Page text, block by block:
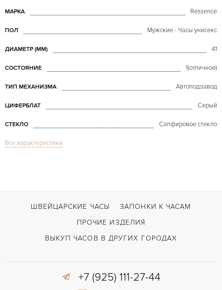
МАРКА Ressence
ПОЛ Мужские - Часы унисекс
ДИАМЕТР (MM) 41
СОСТОЯНИЕ 1(отличное)
ТИП МЕХАНИЗМА Автоподзавод
ЦИФЕРБЛАТ Серый
СТЕКЛО Сапфировое стекло
МОДЕЛЬ
КАЛИБР/МЕХАНИЗМ ROCS 1 Ressence Orbital Convex System
Все характеристики
ШВЕЙЦАРСКИЕ ЧАСЫ
ЗАПОНКИ К ЧАСАМ
ПРОЧИЕ ИЗДЕЛИЯ
ВЫКУП ЧАСОВ В ДРУГИХ ГОРОДАХ
+7 (925) 111-27-44